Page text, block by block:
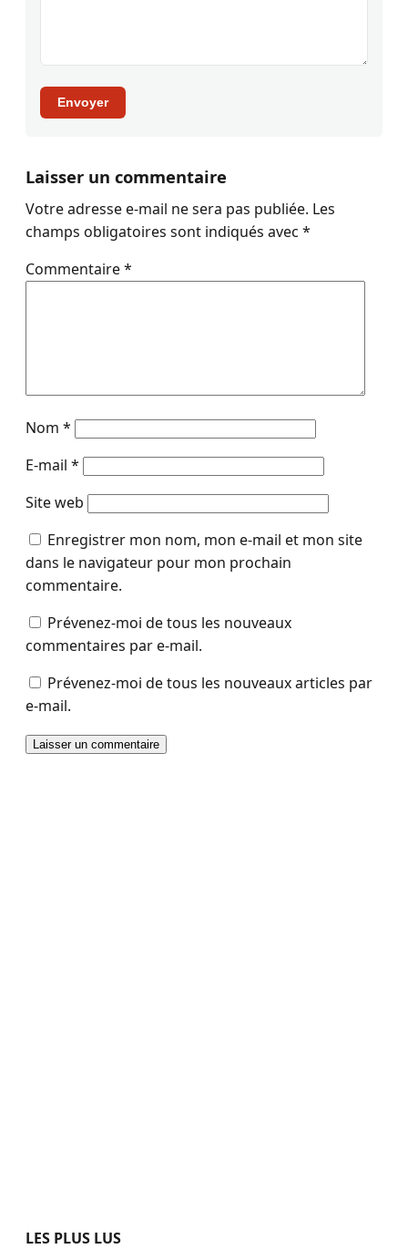
Envoyer
Laisser un commentaire
Votre adresse e-mail ne sera pas publiée. Les
champs obligatoires sont indiqués avec *
Commentaire*
Nom *
E-mail *
Site web
Enregistrer mon nom, mon e-mail et mon site
dans le navigateur pour mon prochain
commentaire.
Prévenez-moi de tous les nouveaux
commentaires par e-mail.
Prévenez-moi de tous les nouveaux articles par
e-mail.
LES PLUS LUS